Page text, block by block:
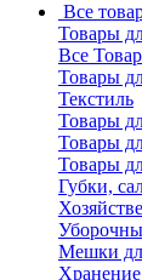
Все
Товары
Все
Товары
Текстиль
Товары
Товары
Товары
Губки,
Мешки